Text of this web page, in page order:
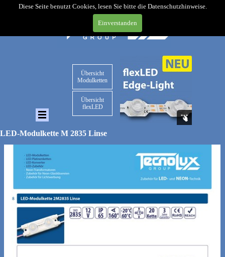
Diese Seite benutzt Cookies, lesen Sie bitte die Datenschutzhinweise.
Einverstanden
Übersicht
Modulketten
Übersicht
flexLED
LED-Modulkette M 2835 Linse